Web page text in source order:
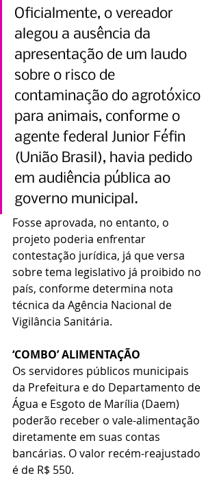
Oficialmente, o vereador
alegou a ausência da
apresentação de um laudo
sobre o risco de
contaminação do agrotóxico
para animais, conforme o
agente federal Junior Féfin
(União Brasil), havia pedido
em audiência pública ao
governo municipal.
Fosse aprovada, no entanto, o
projeto poderia enfrentar
contestação jurídica, já que versa
sobre tema legislativo já proibido no
país, conforme determina nota
técnica da Agência Nacional de
Vigilância Sanitária.
‘COMBO’ ALIMENTAÇÃO
Os servidores públicos municipais
da Prefeitura e do Departamento de
Água e Esgoto de Marília (Daem)
poderão receber o vale-alimentação
diretamente em suas contas
bancárias. O valor recém-reajustado
é de R$ 550.